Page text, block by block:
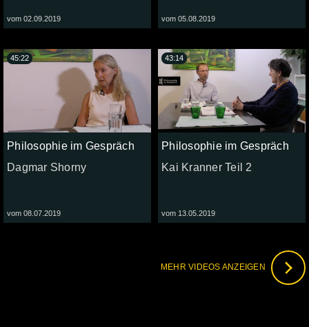
vom 02.09.2019 vom 05.08.2019
Philosophie im Gespräch
Dagmar Shorny
vom 08.07.2019
45:22
Philosophie im Gespräch
Kai Kranner Teil 2
vom 13.05.2019
43:14
MEHR VIDEOS ANZEIGEN